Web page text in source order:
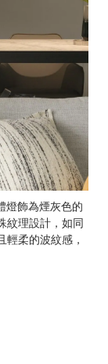
燈飾為煙灰色的
紋理設計，如同
柔的波紋感，